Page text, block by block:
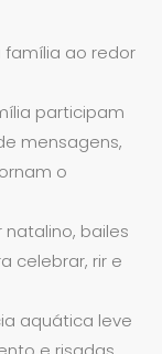
família ao redor
participam
mensagens,
o
natalino, bailes
celebrar, rir e
aquática leve